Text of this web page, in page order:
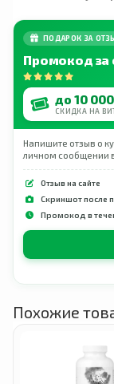
ПОДАРОК ЗА
Промокод за
до 10
СКИДКА НА
Напишите отзыв о
личном сообщении в
Отзыв на сайте
Скриншот после
Промокод в
Похожие